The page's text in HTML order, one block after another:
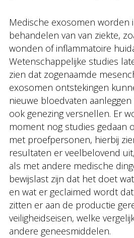
Medische exosomen worden
behandelen van van ziekte,
wonden of inflammatoire
Wetenschappelijke studies
zien dat zogenaamde
exosomen ontstekingen
nieuwe bloedvaten
ook genezing versnellen. Er
moment nog studies gedaan
met proefpersonen, hierbij
resultaten er veelbelovend
als met andere medische
bewijslast zijn dat het doet
en wat er geclaimed wordt
zitten er aan de productie
veiligheidseisen, welke
andere geneesmiddelen.